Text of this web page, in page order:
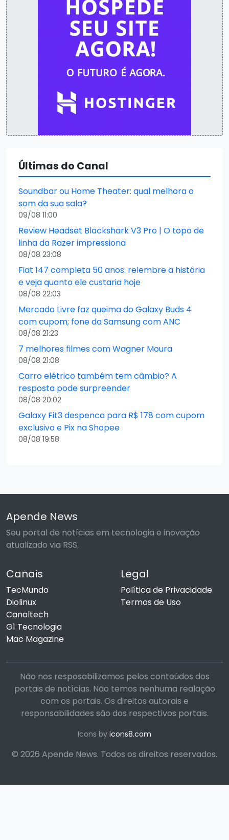
Últimas do Canal
Soundbar ou Home Theater: qual melhora o
som da sua sala?
09/08 11:00
Review Headset Blackshark V3 Pro | O topo de
linha da Razer impressiona
08/08 23:08
Fiat 147 completa 50 anos: relembre a história
e veja quanto ele custaria hoje
08/08 22:03
Mercado Livre faz queima do Galaxy Buds 4
com cupom; fone da Samsung com ANC
08/08 21:23
7 melhores filmes com Wagner Moura
08/08 21:08
Carro elétrico também tem câmbio? A
resposta pode surpreender
08/08 20:02
Galaxy Fit3 despenca para R$ 178 com cupom
exclusivo e Pix na Shopee
08/08 19:58
Apende News
Seu portal de notícias em tecnologia e inovação
atualizado via RSS.
Canais
TecMundo
Diolinux
Canaltech
G1 Tecnologia
Mac Magazine
Legal
Política de Privacidade
Termos de Uso
Não nos resposabilizamos pelos conteúdos dos
portais de notícias. Não temos nenhuma realação
com os portais. Os direitos autorais e
responsabilidades são dos respectivos portais.
Icons by icons8.com
© 2026 Apende News. Todos os direitos reservados.